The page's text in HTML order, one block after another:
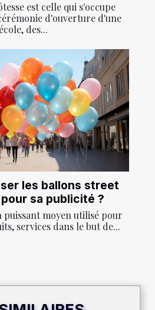
est celle qui s'occupe
d'ouverture d'une
école, des...
les ballons street
sa publicité ?
puissant moyen utilisé pour
services dans le but de...